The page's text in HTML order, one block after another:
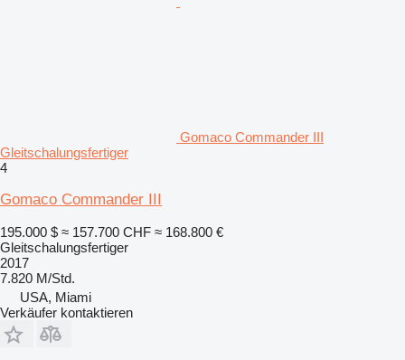
Gomaco Commander III
Gleitschalungsfertiger
4
Gomaco Commander III
195.000 $ ≈ 157.700 CHF ≈ 168.800 €
Gleitschalungsfertiger
2017
7.820 M/Std.
USA, Miami
Verkäufer kontaktieren